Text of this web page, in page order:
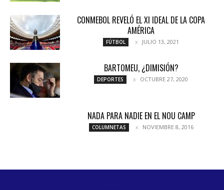
CONMEBOL REVELÓ EL XI IDEAL DE LA COPA
AMÉRICA
FÚTBOL JULIO 13, 2021
BARTOMEU, ¿DIMISIÓN?
DEPORTES OCTUBRE 27, 2020
NADA PARA NADIE EN EL NOU CAMP
COLUMNETAS NOVIEMBRE 8, 2016